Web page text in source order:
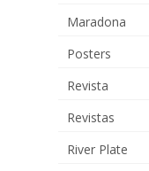
Maradona
Posters
Revista
Revistas
River Plate